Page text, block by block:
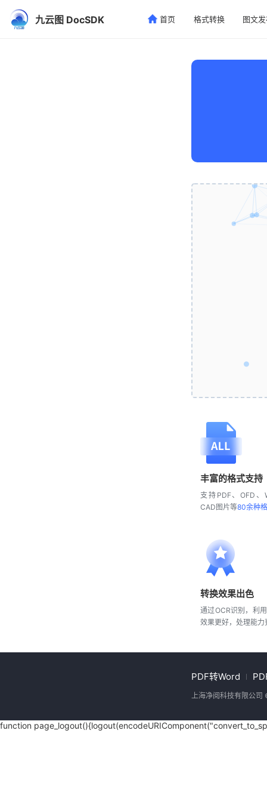
九云图 DocSDK 首页 格式转换 图文
丰富的格式支持
支持PDF、OFD、
CAD图片等80余种
转换效果出色
通过OCR识别，利
效果更好，处理能力
PDF转Word
上海净阅科技有限公司
function